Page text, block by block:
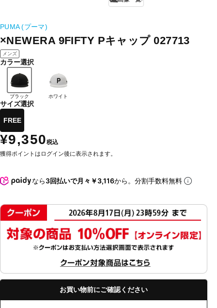
PUMA (プーマ)
×NEWERA 9FIFTY Pキャップ 027713
メンズ
カラー選択
ブラック ホワイト
サイズ選択
FREE
¥9,350税込
獲得ポイントはログイン後に表示されます。
なら3回払いで月々￥3,116から。分割手数料無料
お買い物前にご確認ください